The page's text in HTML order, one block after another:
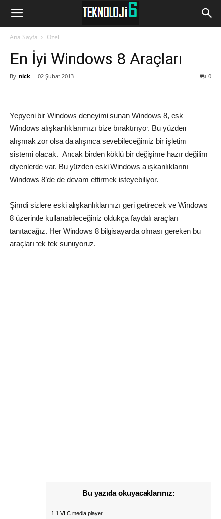
www.Teknoloji6.com
Ana Sayfa Özel
En İyi Windows 8 Araçları
By nick - 02 Şubat 2013 0
Yepyeni bir Windows deneyimi sunan Windows 8, eski
Windows alışkanlıklarımızı bize bıraktırıyor. Bu yüzden
alışmak zor olsa da alışınca sevebileceğimiz bir işletim
sistemi olacak. Ancak birden köklü bir değişime hazır değilim
diyenlerde var. Bu yüzden eski Windows alışkanlıklarını
Windows 8’de de devam ettirmek isteyebiliyor.
Şimdi sizlere eski alışkanlıklarınızı geri getirecek ve Windows
8 üzerinde kullanabileceğiniz oldukça faydalı araçları
tanıtacağız. Her Windows 8 bilgisayarda olması gereken bu
araçları tek tek sunuyoruz.
Bu yazıda okuyacaklarınız:
1 1.VLC media player